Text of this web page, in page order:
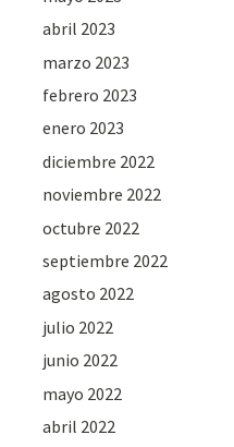
abril 2023
marzo 2023
febrero 2023
enero 2023
diciembre 2022
noviembre 2022
octubre 2022
septiembre 2022
agosto 2022
julio 2022
junio 2022
mayo 2022
abril 2022